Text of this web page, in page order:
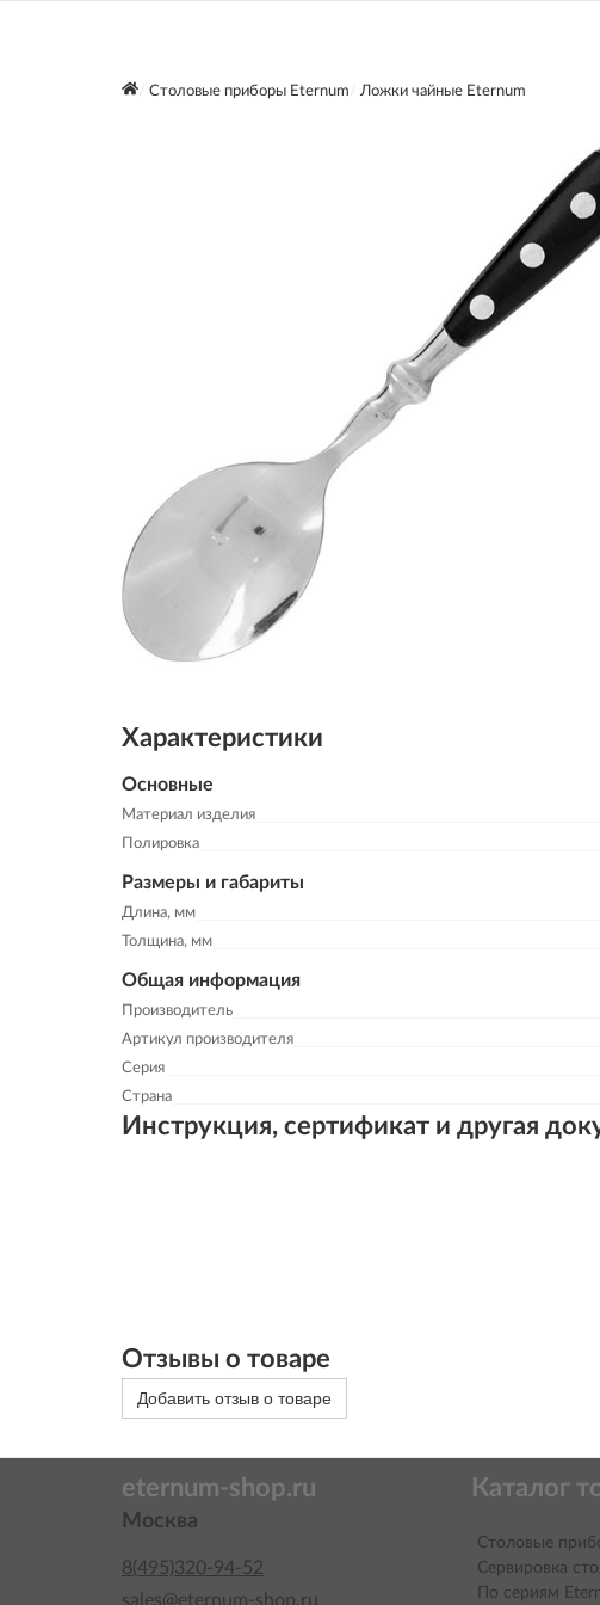
Столовые приборы Eternum Ложки чайные Eternum
Характеристики
Основные
Материал изделия
Полировка
Размеры и габариты
Длина, мм
Толщина, мм
Общая информация
Производитель
Артикул производителя
Серия
Страна
Инструкция, сертификат и другая
Отзывы о товаре
Добавить отзыв о товаре
eternum-shop.ru
Москва
8(495)320-94-52
sales@eternum-shop.ru
Каталог
Столовые
Сервировка
По сериям